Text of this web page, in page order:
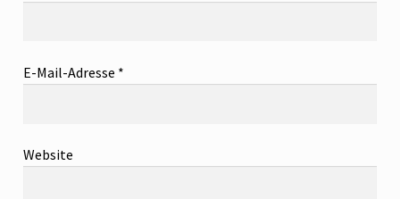
E-Mail-Adresse *
Website